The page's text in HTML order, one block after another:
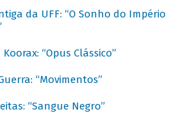
da UFF: “O Sonho do Império
“Opus Clássico”
“Movimentos”
“Sangue Negro”